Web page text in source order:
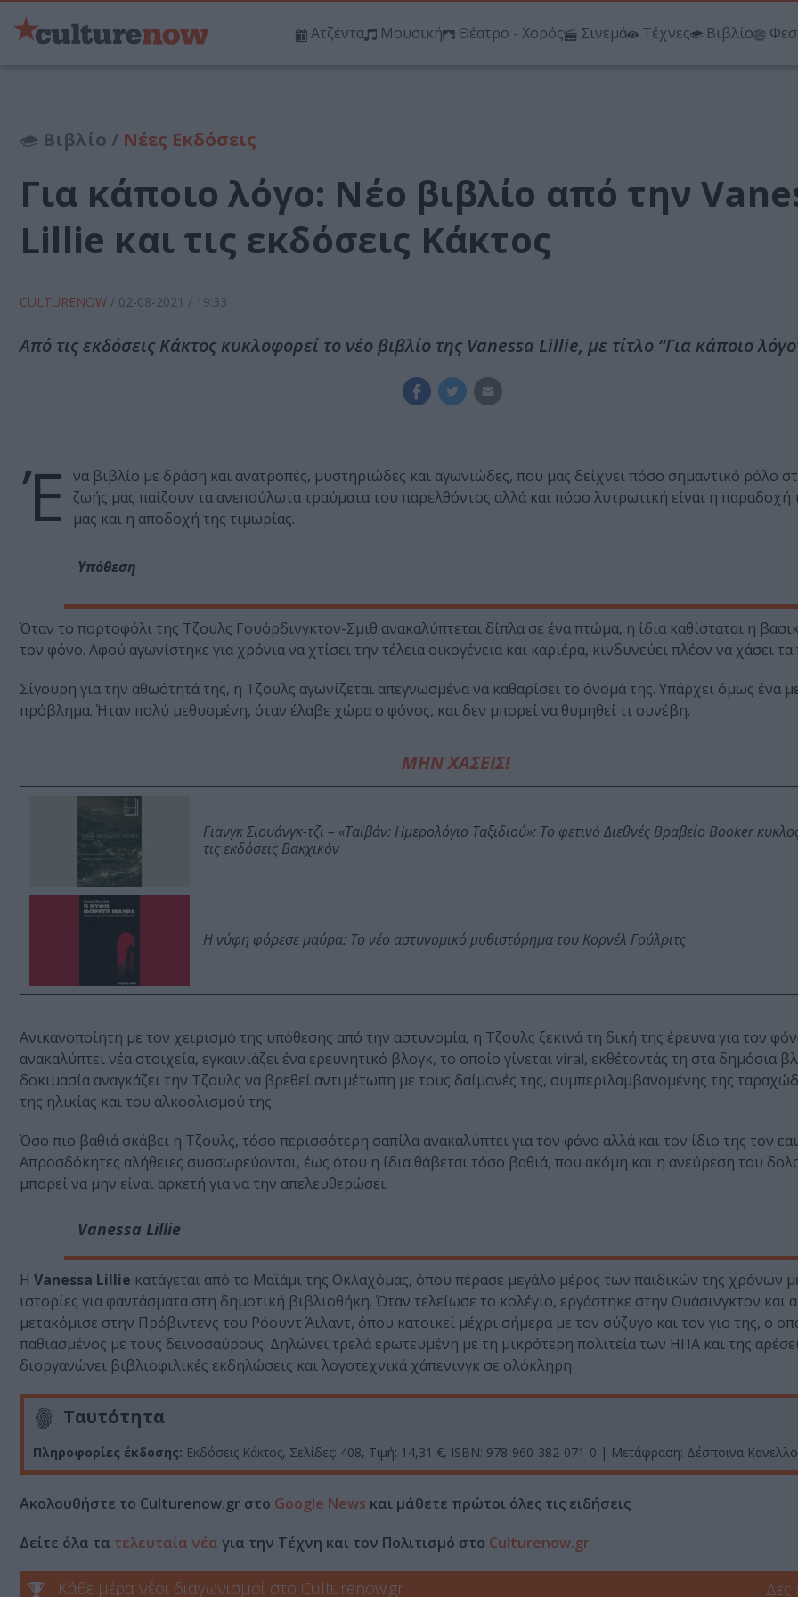
Ατζέντα Μουσική Θέατρο - Χορός Σινεμά Τέχνες Βιβλίο
Βιβλίο / Νέες Εκδόσεις
Για κάποιο λόγο: Νέο βιβλίο από την
Lillie και τις εκδόσεις Κάκτος
CULTURENOW / 02-08-2021 / 19:33
Από τις εκδόσεις Κάκτος κυκλοφορεί το νέο βιβλίο της Vanessa Lillie, με τίτλο “Για κάποιο
Έ να βιβλίο με δράση και ανατροπές, μυστηριώδες και αγωνιώδες, που μας δείχνει πόσο σημαντικό ρόλο
ζωής μας παίζουν τα ανεπούλωτα τραύματα του παρελθόντος αλλά και πόσο λυτρωτική είναι η
μας και η αποδοχή της τιμωρίας.
Υπόθεση
Όταν το πορτοφόλι της Τζουλς Γουόρδινγκτον-Σμιθ ανακαλύπτεται δίπλα σε ένα πτώμα, η ίδια καθίσταται η
τον φόνο. Αφού αγωνίστηκε για χρόνια να χτίσει την τέλεια οικογένεια και καριέρα, κινδυνεύει πλέον να χάσει τα
Σίγουρη για την αθωότητά της, η Τζουλς αγωνίζεται απεγνωσμένα να καθαρίσει το όνομά της. Υπάρχει όμως ένα
πρόβλημα. Ήταν πολύ μεθυσμένη, όταν έλαβε χώρα ο φόνος, και δεν μπορεί να θυμηθεί τι συνέβη.
ΜΗΝ ΧΑΣΕΙΣ!
Γιανγκ Σιουάνγκ-τζι – «Ταϊβάν: Ημερολόγιο Ταξιδιού»: Το φετινό Διεθνές Βραβείο Booker
τις εκδόσεις Βακχικόν
Η νύφη φόρεσε μαύρα: Το νέο αστυνομικό μυθιστόρημα του Κορνέλ Γούλριτς
Ανικανοποίητη με τον χειρισμό της υπόθεσης από την αστυνομία, η Τζουλς ξεκινά τη δική της έρευνα για τον
ανακαλύπτει νέα στοιχεία, εγκαινιάζει ένα ερευνητικό βλογκ, το οποίο γίνεται viral, εκθέτοντάς τη στα δημόσια
δοκιμασία αναγκάζει την Τζουλς να βρεθεί αντιμέτωπη με τους δαίμονές της, συμπεριλαμβανομένης της
της ηλικίας και του αλκοολισμού της.
Όσο πιο βαθιά σκάβει η Τζουλς, τόσο περισσότερη σαπίλα ανακαλύπτει για τον φόνο αλλά και τον ίδιο της τον
Απροσδόκητες αλήθειες συσσωρεύονται, έως ότου η ίδια θάβεται τόσο βαθιά, που ακόμη και η ανεύρεση του
μπορεί να μην είναι αρκετή για να την απελευθερώσει.
Vanessa Lillie
Η Vanessa Lillie κατάγεται από το Μαϊάμι της Οκλαχόμας, όπου πέρασε μεγάλο μέρος των παιδικών της χρόνων
ιστορίες για φαντάσματα στη δημοτική βιβλιοθήκη. Όταν τελείωσε το κολέγιο, εργάστηκε στην Ουάσινγκτον και
μετακόμισε στην Πρόβιντενς του Ρόουντ Άιλαντ, όπου κατοικεί μέχρι σήμερα με τον σύζυγο και τον γιο της, ο
παθιασμένος με τους δεινοσαύρους. Δηλώνει τρελά ερωτευμένη με τη μικρότερη πολιτεία των ΗΠΑ και της
διοργανώνει βιβλιοφιλικές εκδηλώσεις και λογοτεχνικά χάπενινγκ σε ολόκληρη
Ταυτότητα
Πληροφορίες έκδοσης: Εκδόσεις Κάκτος, Σελίδες: 408, Τιμή: 14,31 €, ISBN: 978-960-382-071-0 | Μετάφραση: Δέσποινα
Ακολουθήστε το Culturenow.gr στο Google News και μάθετε πρώτοι όλες τις ειδήσεις
Δείτε όλα τα τελευταία νέα για την Τέχνη και τον Πολιτισμό στο Culturenow.gr
Κάθε μέρα νέοι διαγωνισμοί στο Culturenow.gr